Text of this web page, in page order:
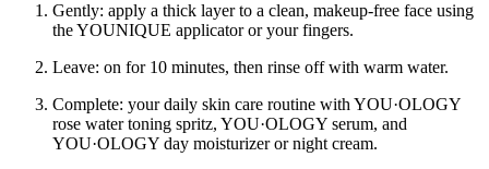
Gently: apply a thick layer to a clean, makeup-free face using
the YOUNIQUE applicator or your fingers.
Leave: on for 10 minutes, then rinse off with warm water.
Complete: your daily skin care routine with YOU·OLOGY
rose water toning spritz, YOU·OLOGY serum, and
YOU·OLOGY day moisturizer or night cream.